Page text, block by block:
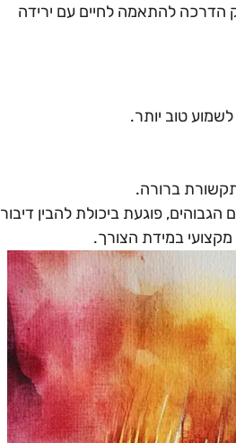
הדרכה להתאמה לחיים עם ירידה
טוב יותר.
ברורה.
פוגעת ביכולת להבין דיבור
מקצועי במידת הצורך.